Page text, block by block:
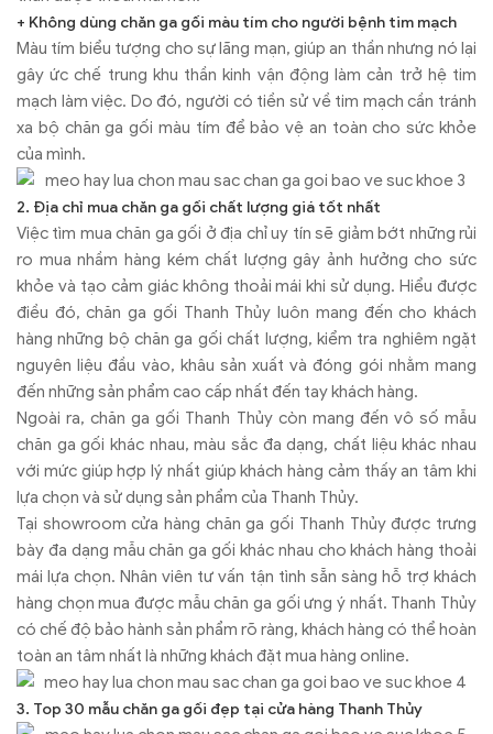
+ Không dùng chăn ga gối màu tím cho người bệnh tim mạch
Màu tím biểu tượng cho sự lãng mạn, giúp an thần nhưng nó lại
gây ức chế trung khu thần kinh vận động làm cản trở hệ tim
mạch làm việc. Do đó, người có tiền sử về tim mạch cần tránh
xa bộ chăn ga gối màu tím để bảo vệ an toàn cho sức khỏe
của mình.
2. Địa chỉ mua chăn ga gối chất lượng giá tốt nhất
Việc tìm mua chăn ga gối ở địa chỉ uy tín sẽ giảm bớt những rủi
ro mua nhầm hàng kém chất lượng gây ảnh hưởng cho sức
khỏe và tạo cảm giác không thoải mái khi sử dụng. Hiểu được
điều đó, chăn ga gối Thanh Thủy luôn mang đến cho khách
hàng những bộ chăn ga gối chất lượng, kiểm tra nghiêm ngặt
nguyên liệu đầu vào, khâu sản xuất và đóng gói nhằm mang
đến những sản phẩm cao cấp nhất đến tay khách hàng.
Ngoài ra, chăn ga gối Thanh Thủy còn mang đến vô số mẫu
chăn ga gối khác nhau, màu sắc đa dạng, chất liệu khác nhau
với mức giúp hợp lý nhất giúp khách hàng cảm thấy an tâm khi
lựa chọn và sử dụng sản phẩm của Thanh Thủy.
Tại showroom cửa hàng chăn ga gối Thanh Thủy được trưng
bày đa dạng mẫu chăn ga gối khác nhau cho khách hàng thoải
mái lựa chọn. Nhân viên tư vấn tận tình sẵn sàng hỗ trợ khách
hàng chọn mua được mẫu chăn ga gối ưng ý nhất. Thanh Thủy
có chế độ bảo hành sản phẩm rõ ràng, khách hàng có thể hoàn
toàn an tâm nhất là những khách đặt mua hàng online.
3. Top 30 mẫu chăn ga gối đẹp tại cửa hàng Thanh Thủy